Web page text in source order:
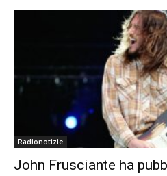
Radionotizie
John Frusciante ha